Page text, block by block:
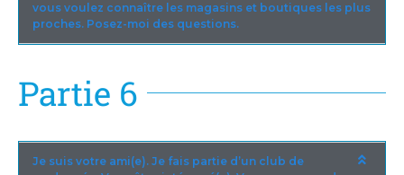
vous voulez connaître les magasins et boutiques les plus
proches. Posez-moi des questions.
Partie 6
Je suis votre ami(e). Je fais partie d’un club de